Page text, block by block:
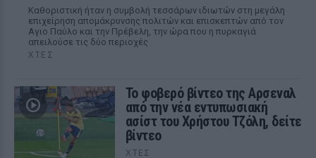
Καθοριστική ήταν η συμβολή τεσσάρων ιδιωτών στη μεγάλη
επιχείρηση απομάκρυνσης πολιτών και επισκεπτών από τον
Αγιο Παύλο και την Πρέβελη, την ώρα που η πυρκαγιά
απειλούσε τις δύο περιοχές
ΧΤΕΣ
Το φοβερό βίντεο της Αρσεναλ
από την νέα εντυπωσιακή
ασίστ του Χρήστου Τζόλη, δείτε
βίντεο
ΧΤΕΣ